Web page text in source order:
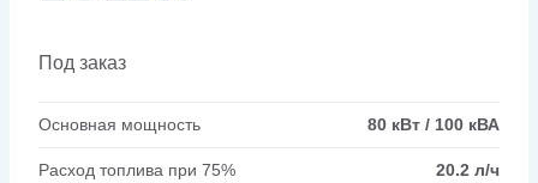
Под заказ
Основная мощность 80 кВт / 100 кВА
Расход топлива при 75% 20.2 л/ч